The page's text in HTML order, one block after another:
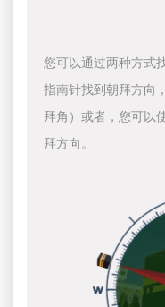
您可以通过两种方式
指南针找到朝拜方向
拜角）或者，您可以
拜方向。